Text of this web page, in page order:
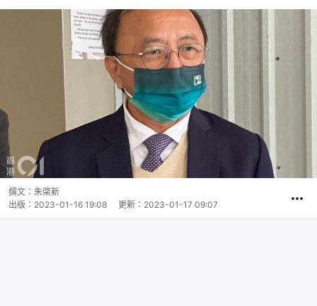
撰文： 朱棨新
出版： 2023-01-16 19:08 更新： 2023-01-17 09:07